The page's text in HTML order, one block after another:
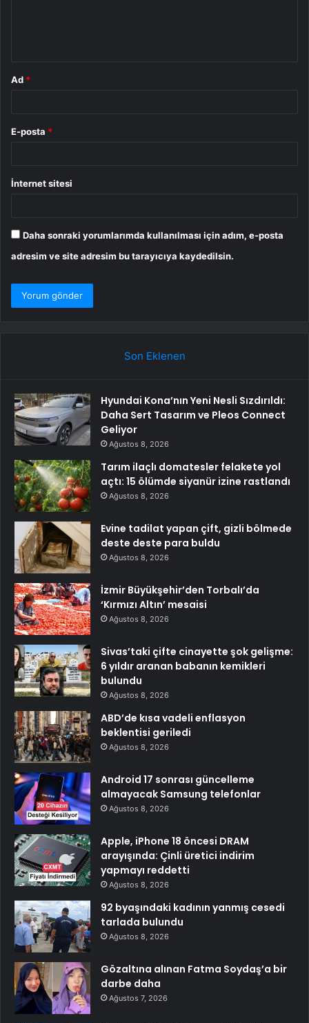
Ad *
E-posta *
İnternet sitesi
Daha sonraki yorumlarımda kullanılması için adım, e-posta
adresim ve site adresim bu tarayıcıya kaydedilsin.
Son Eklenen
Hyundai Kona’nın Yeni Nesli Sızdırıldı:
Daha Sert Tasarım ve Pleos Connect
Geliyor
Ağustos 8, 2026
Tarım ilaçlı domatesler felakete yol
açtı: 15 ölümde siyanür izine rastlandı
Ağustos 8, 2026
Evine tadilat yapan çift, gizli bölmede
deste deste para buldu
Ağustos 8, 2026
İzmir Büyükşehir’den Torbalı’da
‘Kırmızı Altın’ mesaisi
Ağustos 8, 2026
Sivas’taki çifte cinayette şok gelişme:
6 yıldır aranan babanın kemikleri
bulundu
Ağustos 8, 2026
ABD’de kısa vadeli enflasyon
beklentisi geriledi
Ağustos 8, 2026
Android 17 sonrası güncelleme
almayacak Samsung telefonlar
Ağustos 8, 2026
Apple, iPhone 18 öncesi DRAM
arayışında: Çinli üretici indirim
yapmayı reddetti
Ağustos 8, 2026
92 byaşındaki kadının yanmış cesedi
tarlada bulundu
Ağustos 8, 2026
Gözaltına alınan Fatma Soydaş’a bir
darbe daha
Ağustos 7, 2026